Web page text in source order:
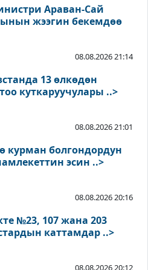
Араван-Сай
жээгин бекемдөө
08.08.2026 21:14
13 өлкөдөн
келген тоо куткаруучулары ..>
08.08.2026 21:01
курман болгондордун
эсин ..>
08.08.2026 20:16
№23, 107 жана 203
каттамдар ..>
08.08.2026 20:12